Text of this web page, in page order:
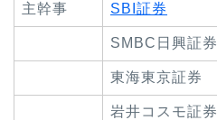
主幹事 SBI証券
SMBC日興証券
東海東京証券
岩井コスモ証券